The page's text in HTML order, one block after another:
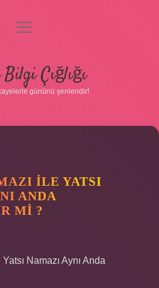
Gizlilik Politikası
Hakkımızda
menüyü
Çığlığı
gününü şenlendir!
ILE YATSI
ANDA
MI ?
Namazı Aynı Anda